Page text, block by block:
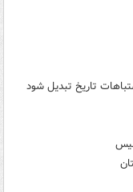
تاریخ تبدیل شود